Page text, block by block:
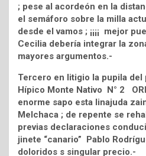
; pese al acordeón en la
el semáforo sobre la milla
desde el vamos ; ¡¡¡¡ mejor
Cecilia debería integrar la
mayores argumentos.-
Tercero en litigio la pupila del
Hípico Monte Nativo N° 2
enorme sapo esta linajuda
Melchaca ; de repente se
previas declaraciones
jinete “canario” Pablo
doloridos s singular precio.-